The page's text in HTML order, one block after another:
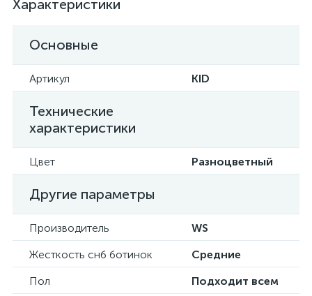
Характеристики
Основные
Артикул KID
Технические
характеристики
Цвет Разноцветный
Другие параметры
Производитель
WS
Жесткость снб ботинок
Средние
Пол
Подходит всем